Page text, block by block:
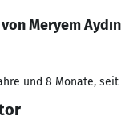
Meryem Aydın
und 8 Monate, seit